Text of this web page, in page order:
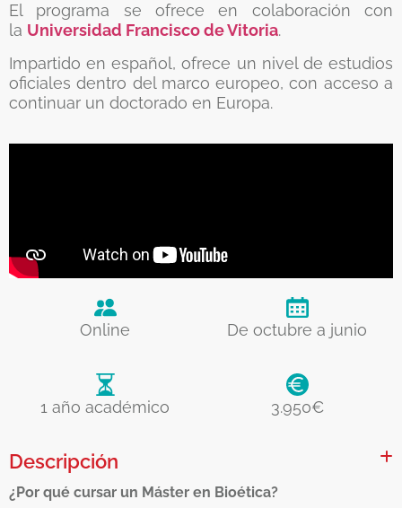
El programa se ofrece en colaboración con
la Universidad Francisco de Vitoria.
Impartido en español, ofrece un nivel de estudios
oficiales dentro del marco europeo, con acceso a
continuar un doctorado en Europa.
Online
1 año académico
De octubre a junio
3.950€
Descripción
¿Por qué cursar un Máster en Bioética?